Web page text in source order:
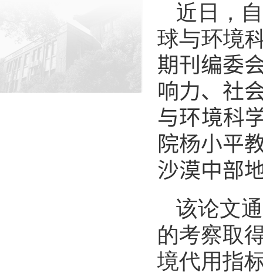
近日，
球与环境
期刊编委
响力、社
与环境科
院杨小平
沙漠中部
该论文
的考察取
境代用指